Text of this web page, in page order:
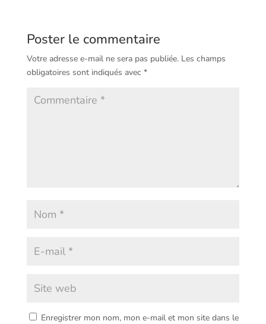
Poster le commentaire
Votre adresse e-mail ne sera pas publiée. Les champs
obligatoires sont indiqués avec *
Enregistrer mon nom, mon e-mail et mon site dans le